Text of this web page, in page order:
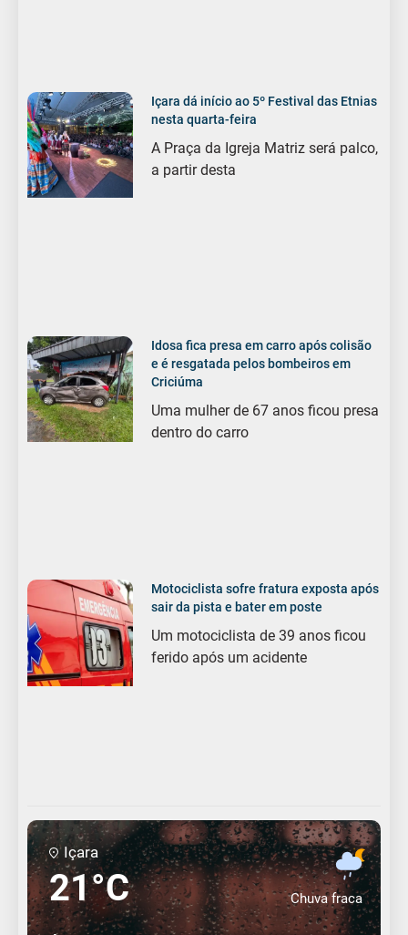
Içara dá início ao 5º Festival das Etnias
nesta quarta-feira
A Praça da Igreja Matriz será palco,
a partir desta
Idosa fica presa em carro após colisão
e é resgatada pelos bombeiros em
Criciúma
Uma mulher de 67 anos ficou presa
dentro do carro
Motociclista sofre fratura exposta após
sair da pista e bater em poste
Um motociclista de 39 anos ficou
ferido após um acidente
Içara
21°C Chuva fraca